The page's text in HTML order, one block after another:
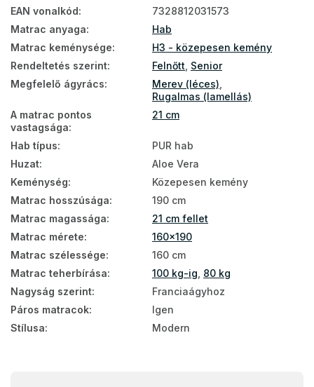
Matracok állítható ágyrácsra
Matracok keménység szerint
Matrac keménység H3
Matracok teherbírás szerint 100 kg-ig
EAN vonalkód:
7328812031573
Matrac anyaga:
Hab
Matrac keménysége:
H3 - közepesen kemény
Rendeltetés szerint: Felnőtt Senior
Megfelelő ágyrács: Merev (léces)
Rugalmas (lamellás)
A matrac pontos
vastagsága:
21 cm
Hab típus:
PUR hab
Huzat:
Aloe Vera
Keménység:
Közepesen kemény
Matrac hosszúsága:
190 cm
Matrac magassága:
21 cm fellet
Matrac mérete:
160x190
Matrac szélessége:
160 cm
Matrac teherbírása: 100 kg-ig 80 kg
Nagyság szerint:
Franciaágyhoz
Páros matracok:
Igen
Stílusa: Modern